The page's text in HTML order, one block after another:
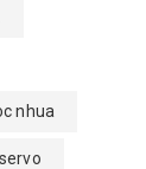
nhua